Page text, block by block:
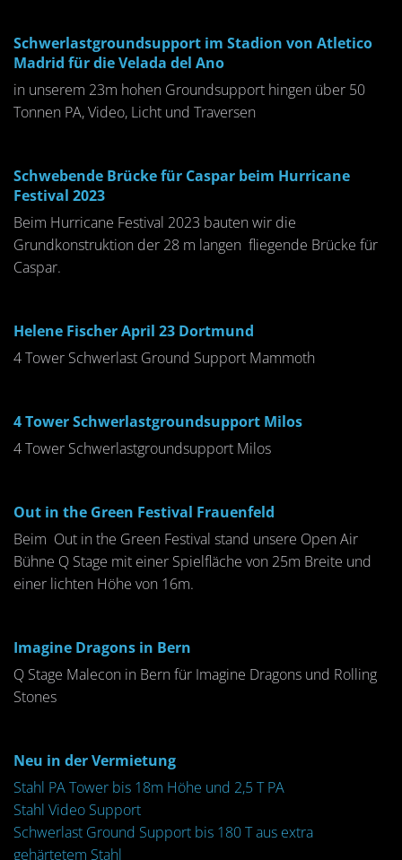
Schwerlastgroundsupport im Stadion von Atletico
Madrid für die Velada del Ano
in unserem 23m hohen Groundsupport hingen über 50
Tonnen PA, Video, Licht und Traversen
Schwebende Brücke für Caspar beim Hurricane
Festival 2023
Beim Hurricane Festival 2023 bauten wir die
Grundkonstruktion der 28 m langen fliegende Brücke für
Caspar.
Helene Fischer April 23 Dortmund
4 Tower Schwerlast Ground Support Mammoth
4 Tower Schwerlastgroundsupport Milos
4 Tower Schwerlastgroundsupport Milos
Out in the Green Festival Frauenfeld
Beim Out in the Green Festival stand unsere Open Air
Bühne Q Stage mit einer Spielfläche von 25m Breite und
einer lichten Höhe von 16m.
Imagine Dragons in Bern
Q Stage Malecon in Bern für Imagine Dragons und Rolling
Stones
Neu in der Vermietung
Stahl PA Tower bis 18m Höhe und 2,5 T PA
Stahl Video Support
Schwerlast Ground Support bis 180 T aus extra
gehärtetem Stahl